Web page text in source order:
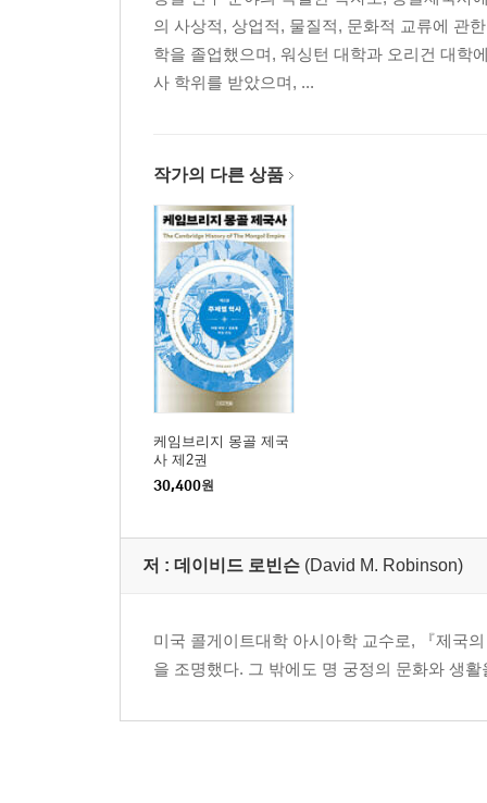
의 사상적, 상업적, 물질적, 문화적 교류에 관
학을 졸업했으며, 워싱턴 대학과 오리건 대학
사 학위를 받았으며, ...
작가의 다른 상품
케임브리지 몽골 제국
사 제2권
30,400원
저 : 데이비드 로빈슨 (David M. Robinson)
미국 콜게이트대학 아시아학 교수로, 『제국
을 조명했다. 그 밖에도 명 궁정의 문화와 생